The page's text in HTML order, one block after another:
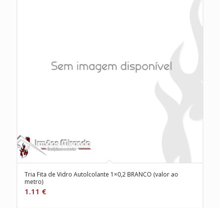
Tria Fita de Vidro Autolcolante 1×0,2 BRANCO (valor ao
metro)
1.11 €